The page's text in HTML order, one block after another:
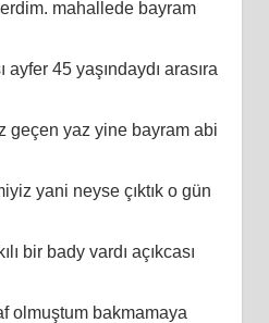
mahallede bayram
ayfer 45 yaşındaydı arasıra
geçen yaz yine bayram abi
yani neyse çıktık o gün
bir bady vardı açıkcası
olmuştum bakmamaya